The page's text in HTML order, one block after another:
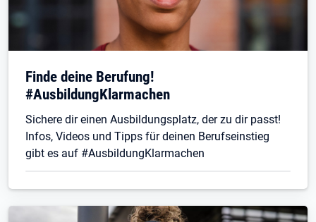
Finde deine Berufung!
#AusbildungKlarmachen
Sichere dir einen Ausbildungsplatz, der zu dir passt!
Infos, Videos und Tipps für deinen Berufseinstieg
gibt es auf #AusbildungKlarmachen